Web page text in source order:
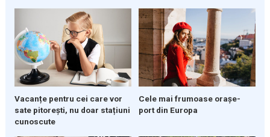
Vacanțe pentru cei care vor
sate pitorești, nu doar stațiuni
cunoscute
Cele mai frumoase orașe-
port din Europa